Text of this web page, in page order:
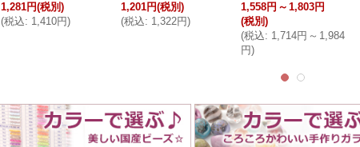
1,281円(税別)
(税込: 1,410円)
1,201円(税別)
(税込: 1,322円)
1,558円 ～ 1,803円
(税別)
(税込: 1,714円 ～ 1,984
円)